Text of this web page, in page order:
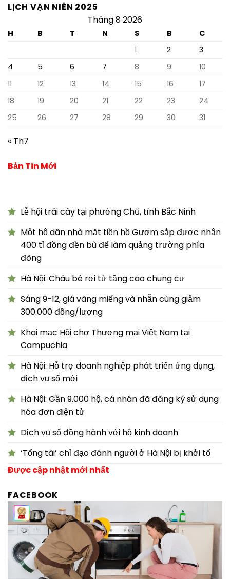
LỊCH VẠN NIÊN 2025
Tháng 8 2026
H B T N S B
C
1
2
3
4
5 6 7 8 9
10
11
12 13 14 15 16
17
18
19 20 21 22 23
24
25
26 27 28 29 30 31
« Th7
Bản Tin Mới
Lễ hội trái cây tại phường Chũ, tỉnh Bắc Ninh
Một hộ dân nhà mặt tiền hồ Gươm sắp được nhận
400 tỉ đồng đền bù để làm quảng trường phía
đông
Hà Nội: Cháu bé rơi từ tầng cao chung cư
Sáng 9-12, giá vàng miếng và nhẫn cùng giảm
300.000 đồng/lượng
Khai mạc Hội chợ Thương mại Việt Nam tại
Campuchia
Hà Nội: Hỗ trợ doanh nghiệp phát triển ứng dụng,
dịch vụ số mới
Hà Nội: Gần 9.000 hộ, cá nhân đã đăng ký sử dụng
hóa đơn điện tử
Dịch vụ số đồng hành với hộ kinh doanh
‘Tổng tài’ chỉ đạo đánh người ở Hà Nội bị khởi tố
Được cập nhật mới nhất
FACEBOOK